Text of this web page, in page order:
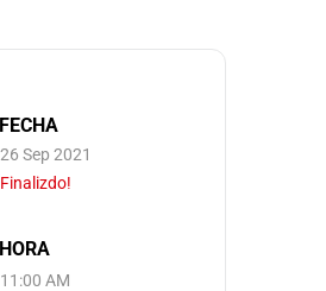
FECHA
26 Sep 2021
Finalizdo!
HORA
11:00 AM